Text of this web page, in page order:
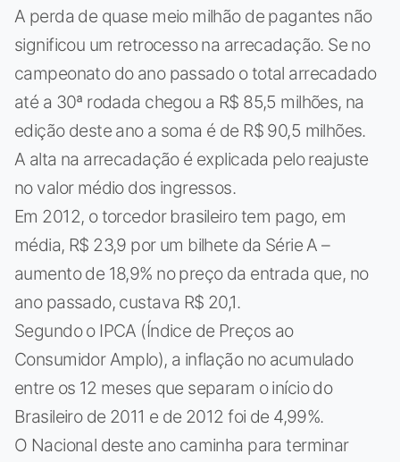
A perda de quase meio milhão de pagantes não
significou um retrocesso na arrecadação. Se no
campeonato do ano passado o total arrecadado
até a 30ª rodada chegou a R$ 85,5 milhões, na
edição deste ano a soma é de R$ 90,5 milhões.
A alta na arrecadação é explicada pelo reajuste
no valor médio dos ingressos.
Em 2012, o torcedor brasileiro tem pago, em
média, R$ 23,9 por um bilhete da Série A –
aumento de 18,9% no preço da entrada que, no
ano passado, custava R$ 20,1.
Segundo o IPCA (Índice de Preços ao
Consumidor Amplo), a inflação no acumulado
entre os 12 meses que separam o início do
Brasileiro de 2011 e de 2012 foi de 4,99%.
O Nacional deste ano caminha para terminar